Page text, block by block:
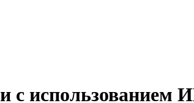
с использованием